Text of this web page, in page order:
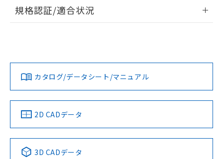
取りつけ穴加工図
ログイン/会員登録
ダウンロードデータをご利用いただく前に、以下を必ずお読
みください。
ソフトウェアの使用条件
EU RoHS 注意事項・凡例
対応済み
中国 RoHS 注意事項・凡例
規格認証/適合状況
カタログ/データシート/マニュアル
2D CADデータ
3D CADデータ